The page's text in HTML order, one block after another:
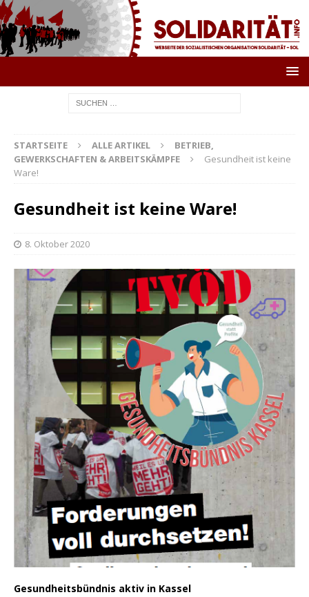
STARTSEITE ALLE ARTIKEL
BETRIEB,
GEWERKSCHAFTEN & ARBEITSKÄMPFE
Gesundheit ist keine
Ware!
Gesundheit ist keine Ware!
8. Oktober 2020
Gesundheitsbündnis aktiv in Kassel